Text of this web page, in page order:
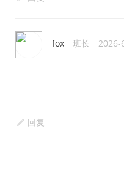
fox 班长 2026-
回复